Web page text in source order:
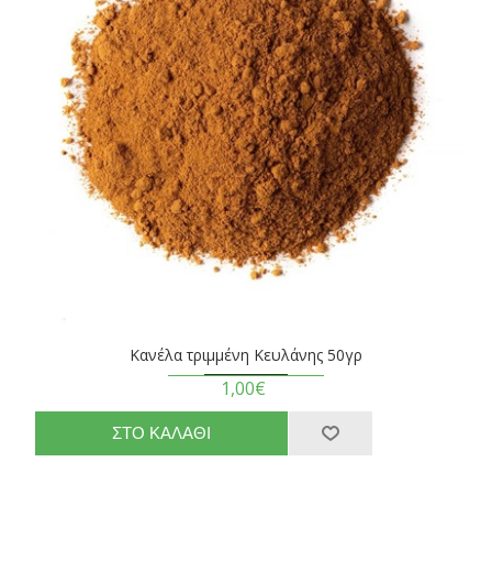
Κανέλα τριμμένη Κευλάνης 50γρ
1,00€